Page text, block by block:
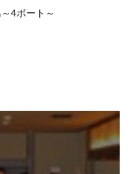
4ボート～